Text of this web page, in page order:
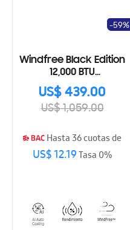
Windfree Black Edition
12,000 BTU
AR70F12D1BB/AP
US$ 439.00
US$ 1,059.00
-59%
Hasta 36 cuotas de
US$ 12.19Tasa 0%